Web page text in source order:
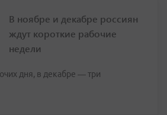
В ноябре и декабре россиян
ждут короткие рабочие
недели
дня, в декабре — три